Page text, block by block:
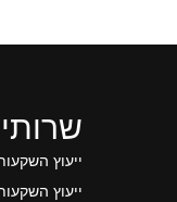
שרותי
ייעוץ
ייעוץ